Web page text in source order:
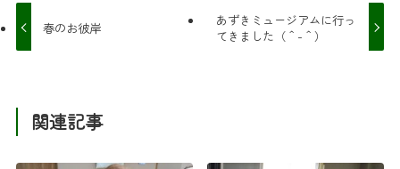
春のお彼岸
あずきミュージアムに行っ
てきました（＾-＾）
関連記事